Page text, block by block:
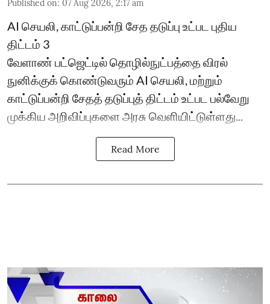
Published on: 07 Aug 2026, 2:17 am
AI செயலி, காட்டுப்பன்றி சேத தடுப்பு உட்பட புதிய
திட்டம் 3
வேளாண் பட்ஜெட்டில் தொழில்நுட்பத்தை விரல்
நுனிக்குக் கொண்டுவரும் AI செயலி, மற்றும்
காட்டுப்பன்றி சேதத் தடுப்புத் திட்டம் உட்பட பல்வேறு
முக்கிய அறிவிப்புகளை அரசு வெளியிட்டுள்ளது...
Read More